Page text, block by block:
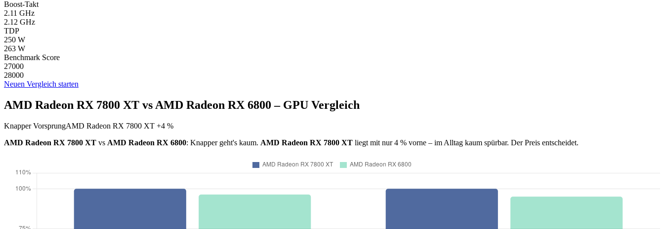
Boost-Takt
2.11 GHz
2.12 GHz
TDP
250 W
263 W
Benchmark Score
27000
28000
Neuen Vergleich starten
AMD Radeon RX 7800 XT vs AMD Radeon RX 6800 – GPU Vergleich
Knapper VorsprungAMD Radeon RX 7800 XT +4 %
AMD Radeon RX 7800 XT vs AMD Radeon RX 6800: Knapper geht's kaum. AMD Radeon RX 7800 XT liegt mit nur 4 % vorne – im Alltag kaum spürbar. Der Preis entscheidet.